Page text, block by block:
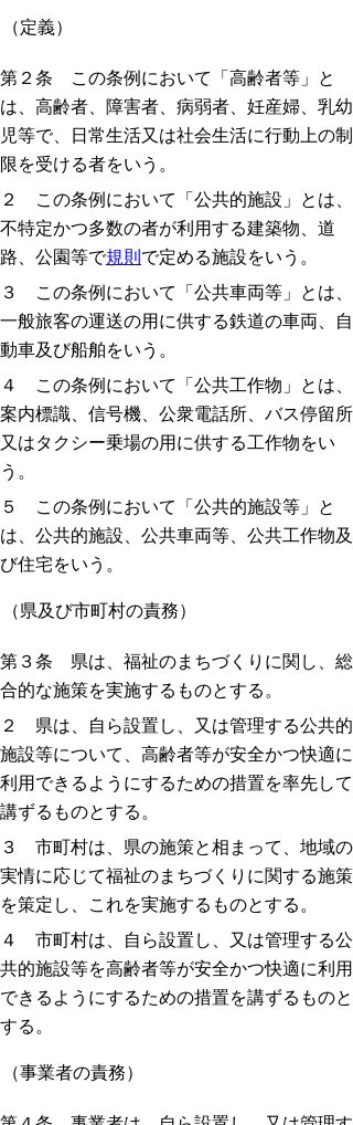
（定義）
第２条 この条例において「高齢者等」と
は、高齢者、障害者、病弱者、妊産婦、乳幼
児等で、日常生活又は社会生活に行動上の制
限を受ける者をいう。
２ この条例において「公共的施設」とは、
不特定かつ多数の者が利用する建築物、道
路、公園等で規則 で定める施設をいう。
３ この条例において「公共車両等」とは、
一般旅客の運送の用に供する鉄道の車両、自
動車及び船舶をいう。
４ この条例において「公共工作物」とは、
案内標識、信号機、公衆電話所、バス停留所
又はタクシー乗場の用に供する工作物をい
う。
５ この条例において「公共的施設等」と
は、公共的施設、公共車両等、公共工作物及
び住宅をいう。
（県及び市町村の責務）
第３条 県は、福祉のまちづくりに関し、総
合的な施策を実施するものとする。
２ 県は、自ら設置し、又は管理する公共的
施設等について、高齢者等が安全かつ快適に
利用できるようにするための措置を率先して
講ずるものとする。
３ 市町村は、県の施策と相まって、地域の
実情に応じて福祉のまちづくりに関する施策
を策定し、これを実施するものとする。
４ 市町村は、自ら設置し、又は管理する公
共的施設等を高齢者等が安全かつ快適に利用
できるようにするための措置を講ずるものと
する。
（事業者の責務）